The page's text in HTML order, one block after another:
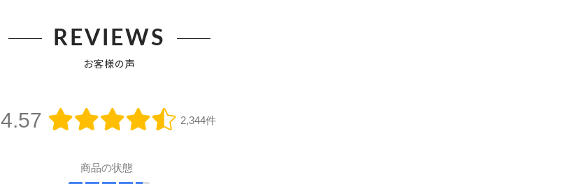
REVIEWS
お客様の声
4.57 2,344件
商品の状態